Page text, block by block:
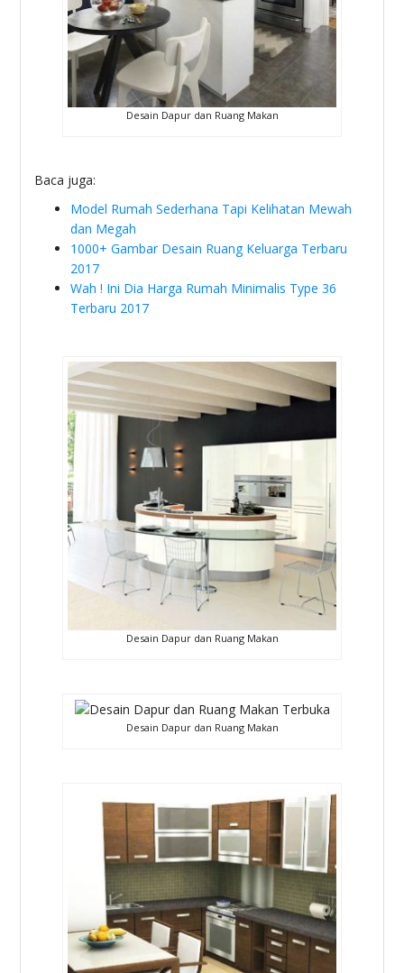
Desain Dapur dan Ruang Makan
Baca juga:
Model Rumah Sederhana Tapi Kelihatan Mewah
dan Megah
1000+ Gambar Desain Ruang Keluarga Terbaru
2017
Wah ! Ini Dia Harga Rumah Minimalis Type 36
Terbaru 2017
Desain Dapur dan Ruang Makan
Desain Dapur dan Ruang Makan